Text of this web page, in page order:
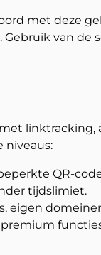
met deze
van de
linktracking,
niveaus:
QR-
tijdslimiet.
eigen